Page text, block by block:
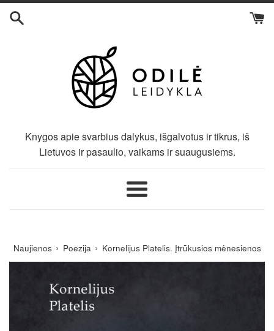
Eiti
Knygos apie svarbius dalykus, išgalvotus ir tikrus, iš
Lietuvos ir pasaulio, vaikams ir suaugusiems.
Meniu
Naujienos › Poezija › Kornelijus Platelis. Įtrūkusios mėnesienos